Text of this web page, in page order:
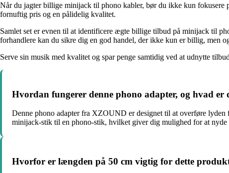
Når du jagter billige minijack til phono kabler, bør du ikke kun fokusere
fornuftig pris og en pålidelig kvalitet.
Samlet set er evnen til at identificere ægte billige tilbud på minijack til
forhandlere kan du sikre dig en god handel, der ikke kun er billig, men
Serve sin musik med kvalitet og spar penge samtidig ved at udnytte
Hvordan fungerer denne phono adapter, og hvad
Denne phono adapter fra XZOUND er designet til at overføre
minijack-stik til en phono-stik, hvilket giver dig mulighed for at
Hvorfor er længden på 50 cm vigtig for dette